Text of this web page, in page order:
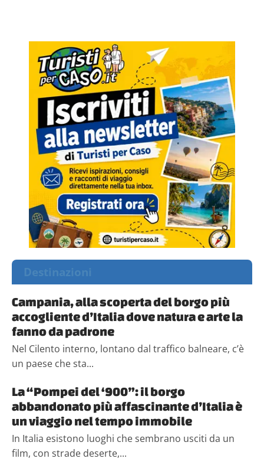
Destinazioni
Campania, alla scoperta del borgo più
accogliente d’Italia dove natura e arte la
fanno da padrone
Nel Cilento interno, lontano dal traffico balneare, c’è
un paese che sta...
La “Pompei del ‘900”: il borgo
abbandonato più affascinante d’Italia è
un viaggio nel tempo immobile
In Italia esistono luoghi che sembrano usciti da un
film, con strade deserte,...